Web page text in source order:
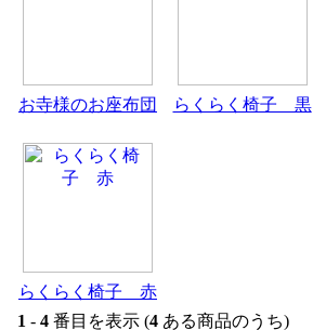
お寺様のお座布団 らくらく椅子 黒
らくらく椅子 赤
1 - 4 番目を表示 (4 ある商品のうち)